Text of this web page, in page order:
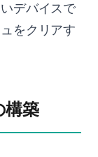
デバイスで
をクリアす
構築